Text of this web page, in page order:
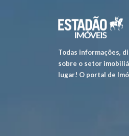
Todas informações,
sobre o setor
lugar! O portal de